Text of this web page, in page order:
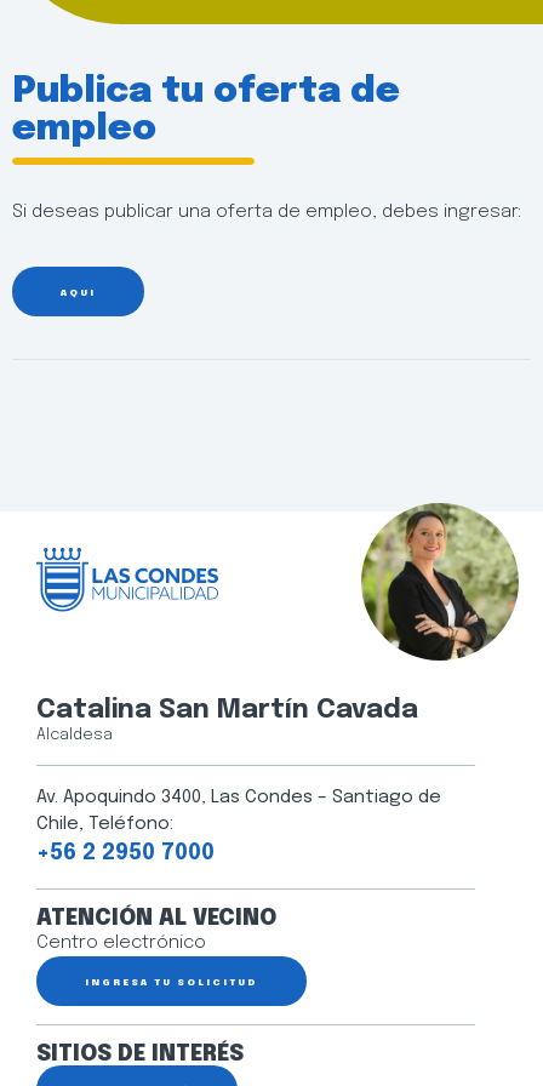
Publica tu oferta de
empleo
Si deseas publicar una oferta de empleo, debes ingresar:
AQUÍ
Catalina San Martín Cavada
Alcaldesa
Av. Apoquindo 3400, Las Condes – Santiago de
Chile, Teléfono:
+56 2 2950 7000
ATENCIÓN AL VECINO
Centro electrónico
INGRESA TU SOLICITUD
SITIOS DE INTERÉS